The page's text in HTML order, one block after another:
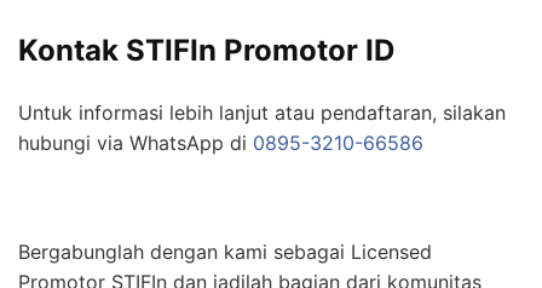
Kontak STIFIn Promotor ID
Untuk informasi lebih lanjut atau pendaftaran, silakan
hubungi via WhatsApp di 0895-3210-66586
Bergabunglah dengan kami sebagai Licensed
Promotor STIFIn dan jadilah bagian dari komunitas